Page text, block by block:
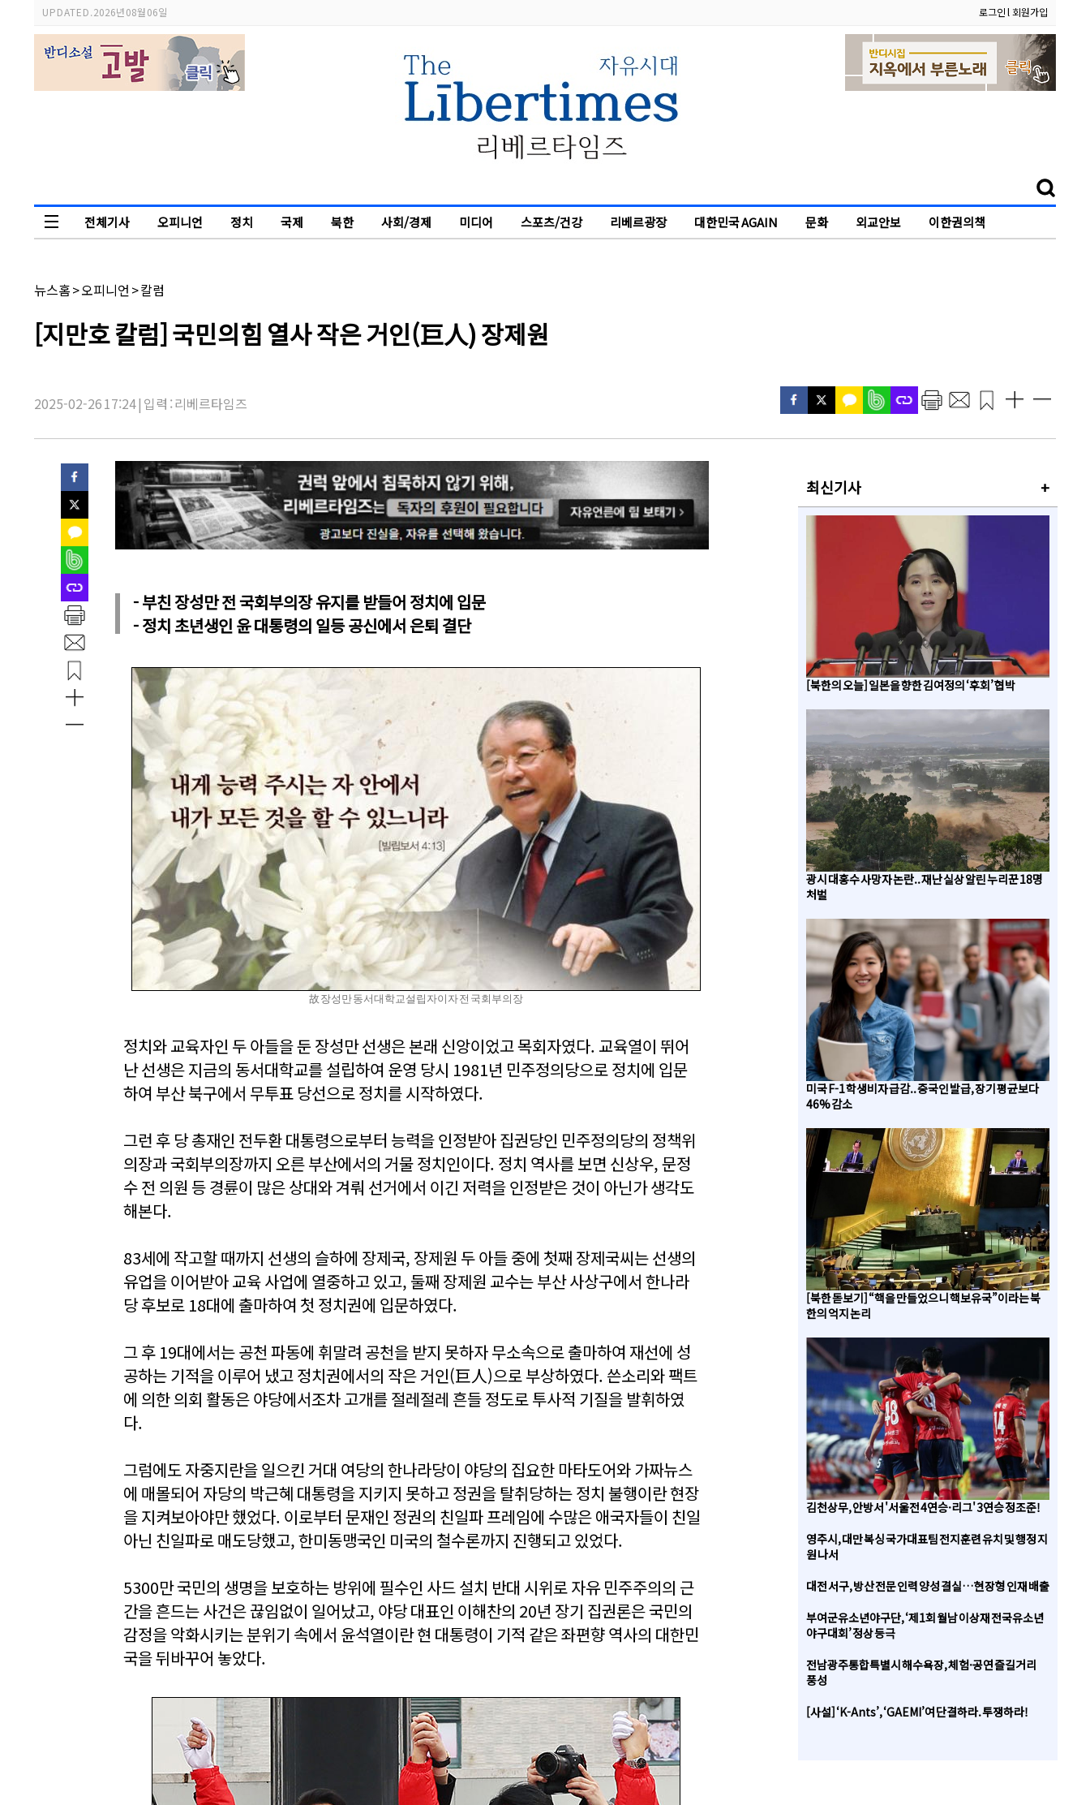
UPDATED.2026년 08월 06일 로그인l 회원가입
전체기사 오피니언 정치 국제 북한 사회/경제 미디어 스포츠/건강 리베르광장 대한민국 AGAIN 문화 외교안보
이한권의책
채
널
뉴스홈>오피니언 >칼럼
기
제
[지만호 칼럼] 국민의힘 열사 작은 거인(巨人) 장제원
2025-02-26 17:24 | 입력 : 리베르타임즈
- 부친 장성만 전 국회부의장 유지를 받들어 정치에 입문
- 정치 초년생인 윤 대통령의 일등 공신에서 은퇴 결단
故 장성만 동서대학교 설립자이자 전 국회부의장
정치와 교육자인 두 아들을 둔 장성만 선생은 본래 신앙이었고 목회자였다. 교육열이 뛰어
난 선생은 지금의 동서대학교를 설립하여 운영 당시 1981년 민주정의당으로 정치에 입문
하여 부산 북구에서 무투표 당선으로 정치를 시작하였다.
그런 후 당 총재인 전두환 대통령으로부터 능력을 인정받아 집권당인 민주정의당의 정책위
의장과 국회부의장까지 오른 부산에서의 거물 정치인이다. 정치 역사를 보면 신상우, 문정
수 전 의원 등 경륜이 많은 상대와 겨뤄 선거에서 이긴 저력을 인정받은 것이 아닌가 생각도
해본다.
83세에 작고할 때까지 선생의 슬하에 장제국, 장제원 두 아들 중에 첫째 장제국씨는 선생의
유업을 이어받아 교육 사업에 열중하고 있고, 둘째 장제원 교수는 부산 사상구에서 한나라
당 후보로 18대에 출마하여 첫 정치권에 입문하였다.
그 후 19대에서는 공천 파동에 휘말려 공천을 받지 못하자 무소속으로 출마하여 재선에 성
공하는 기적을 이루어 냈고 정치권에서의 작은 거인(巨人)으로 부상하였다. 쓴소리와 팩트
에 의한 의회 활동은 야당에서조차 고개를 절레절레 흔들 정도로 투사적 기질을 발휘하였
다.
그럼에도 자중지란을 일으킨 거대 여당의 한나라당이 야당의 집요한 마타도어와 가짜뉴스
에 매몰되어 자당의 박근혜 대통령을 지키지 못하고 정권을 탈취당하는 정치 불행이란 현장
을 지켜보아야만 했었다. 이로부터 문재인 정권의 친일파 프레임에 수많은 애국자들이 친일
아닌 친일파로 매도당했고, 한미동맹국인 미국의 철수론까지 진행되고 있었다.
5300만 국민의 생명을 보호하는 방위에 필수인 사드 설치 반대 시위로 자유 민주주의의 근
간을 흔드는 사건은 끊임없이 일어났고, 야당 대표인 이해찬의 20년 장기 집권론은 국민의
감정을 악화시키는 분위기 속에서 윤석열이란 현 대통령이 기적 같은 좌편향 역사의 대한민
국을 뒤바꾸어 놓았다.
최신기사 +
[북한의 오늘] 일본을 향한 김여정의 ‘후회’ 협박
광시 대홍수 사망자 논란.. 재난 실상 알린 누리꾼 18명
처벌
미국 F-1 학생비자 급감.. 중국인 발급, 장기 평균보다
46% 감소
[북한 돋보기] “핵을 만들었으니 핵보유국”이라는 북
한의 억지 논리
김천상무, 안방서 '서울전 4연승·리그' 3연승 정조준!
영주시, 대만 복싱 국가대표팀 전지훈련 유치 및 행정 지
원 나서
대전 서구, 방산 전문 인력 양성 결실… 현장형 인재 배출
부여군유소년야구단, ‘제1회 월남 이상재 전국유소년
야구대회’ 정상 등극
전남광주통합특별시 해수욕장, 체험·공연 즐길거리
풍성
[사설] ‘K-Ants’, ‘GAEMI’여 단결하라. 투쟁하라!